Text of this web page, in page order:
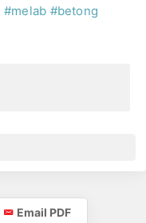
#melab #betong
Email PDF